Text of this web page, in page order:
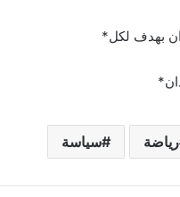
بهدف لكل*
رياضة سياسة